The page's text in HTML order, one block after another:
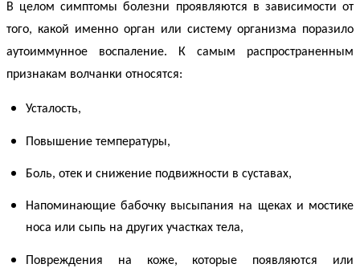
В целом симптомы болезни проявляются в зависимости от
того, какой именно орган или систему организма поразило
аутоиммунное воспаление. К самым распространенным
признакам волчанки относятся:
Усталость,
Повышение температуры,
Боль, отек и снижение подвижности в суставах,
Напоминающие бабочку высыпания на щеках и мостике
носа или сыпь на других участках тела,
Повреждения на коже, которые появляются или